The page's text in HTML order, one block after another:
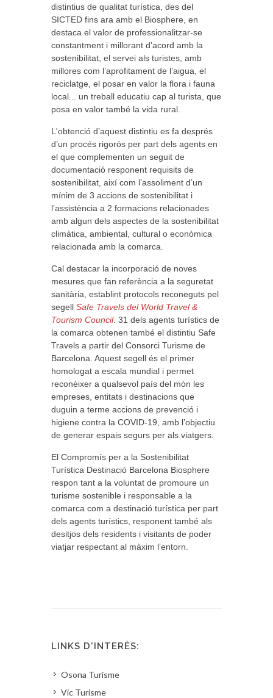
distintius de qualitat turística, des del
SICTED fins ara amb el Biosphere, en
destaca el valor de professionalitzar-se
constantment i millorant d’acord amb la
sostenibilitat, el servei als turistes, amb
millores com l’aprofitament de l’aigua, el
reciclatge, el posar en valor la flora i fauna
local... un treball educatiu cap al turista, que
posa en valor també la vida rural.
L'obtenció d’aquest distintiu es fa després
d’un procés rigorós per part dels agents en
el que complementen un seguit de
documentació responent requisits de
sostenibilitat, així com l’assoliment d’un
mínim de 3 accions de sostenibilitat i
l’assistència a 2 formacions relacionades
amb algun dels aspectes de la sostenibilitat
climàtica, ambiental, cultural o econòmica
relacionada amb la comarca.
Cal destacar la incorporació de noves
mesures que fan referència a la seguretat
sanitària, establint protocols reconeguts pel
segell Safe Travels del World Travel &
Tourism Council. 31 dels agents turístics de
la comarca obtenen també el distintiu Safe
Travels a partir del Consorci Turisme de
Barcelona. Aquest segell és el primer
homologat a escala mundial i permet
reconèixer a qualsevol país del món les
empreses, entitats i destinacions que
duguin a terme accions de prevenció i
higiene contra la COVID-19, amb l’objectiu
de generar espais segurs per als viatgers.
El Compromís per a la Sostenibilitat
Turística Destinació Barcelona Biosphere
respon tant a la voluntat de promoure un
turisme sostenible i responsable a la
comarca com a destinació turística per part
dels agents turístics, responent també als
desitjos dels residents i visitants de poder
viatjar respectant al màxim l’entorn.
LINKS D'INTERÈS:
Osona Turisme
Vic Turisme